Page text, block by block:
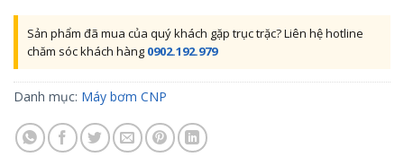
Sản phẩm đã mua của quý khách gặp trục trặc? Liên hệ hotline
chăm sóc khách hàng 0902.192.979
Danh mục: Máy bơm CNP